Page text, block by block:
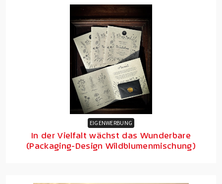
EIGENWERBUNG
In der Vielfalt wächst das Wunderbare
(Packaging-Design Wildblumenmischung)